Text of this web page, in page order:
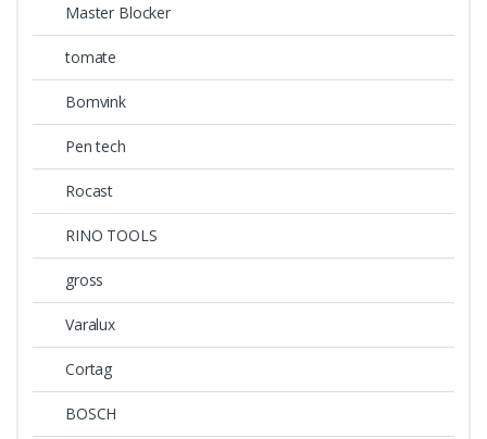
Master Blocker
tomate
Bomvink
Pen tech
Rocast
RINO TOOLS
gross
Varalux
Cortag
BOSCH